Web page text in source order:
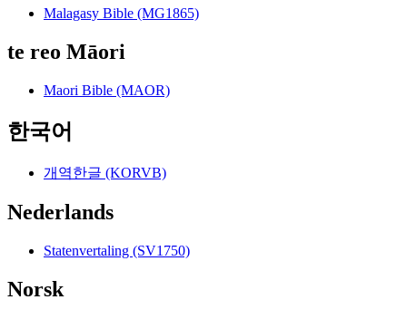
Malagasy Bible (MG1865)
te reo Māori
Maori Bible (MAOR)
한국어
개역한글 (KORVB)
Nederlands
Statenvertaling (SV1750)
Norsk